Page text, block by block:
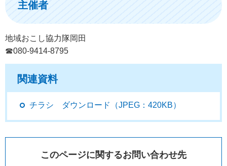
主催者
地域おこし協力隊岡田
☎080-9414-8795
関連資料
チラシ ダウンロード（JPEG：420KB）
このページに関するお問い合わせ先